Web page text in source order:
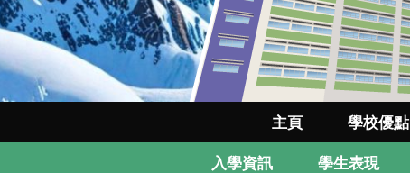
主頁 學校優點
入學資訊 學生表現